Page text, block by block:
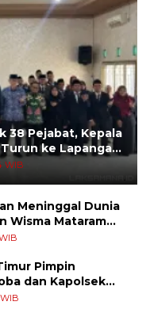
38 Pejabat, Kepala
ke Lapangan
WIB
Meninggal Dunia
Wisma Mataram
Pimpin
dan Kapolsek